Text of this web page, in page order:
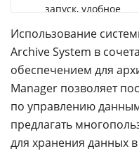
запуск, удобное
Использование
Archive System в
обеспечением для
Manager позволяет
по управлению
предлагать
для хранения данных